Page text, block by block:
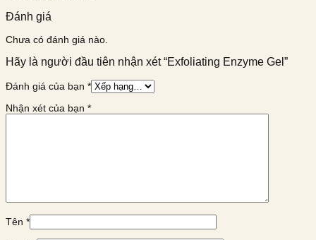
Đánh giá
Chưa có đánh giá nào.
Hãy là người đầu tiên nhận xét “Exfoliating Enzyme Gel”
Đánh giá của bạn *
Nhận xét của bạn *
Tên *